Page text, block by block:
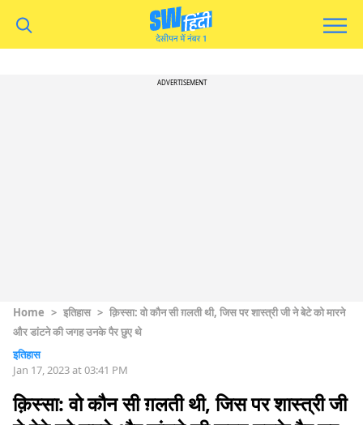
ADVERTISEMENT
Home > इतिहास > क़िस्सा: वो कौन सी ग़लती थी, जिस पर शास्त्री जी ने बेटे को मारने
और डांटने की जगह उनके पैर छुए थे
इतिहास
Jan 17, 2023 at 03:41 PM
क़िस्सा: वो कौन सी ग़लती थी, जिस पर शास्त्री जी